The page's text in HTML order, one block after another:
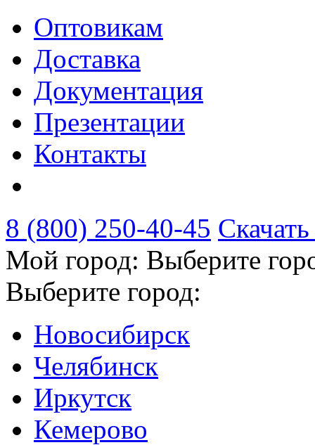
Оптовикам
Доставка
Документация
Презентации
Контакты
8 (800) 250-40-45
Мой город: Выберите
Выберите город:
Новосибирск
Челябинск
Иркутск
Кемерово